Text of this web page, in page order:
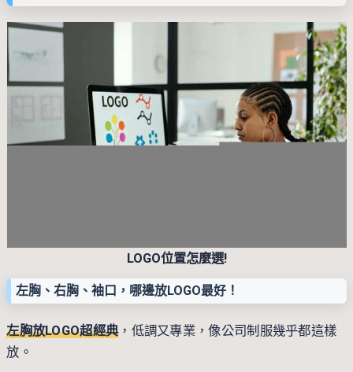
LOGO位置怎麼選!
左胸、右胸、袖口，哪邊放LOGO最好！
左胸放LOGO超經典，低調又專業，像公司制服幾乎都這樣
放。